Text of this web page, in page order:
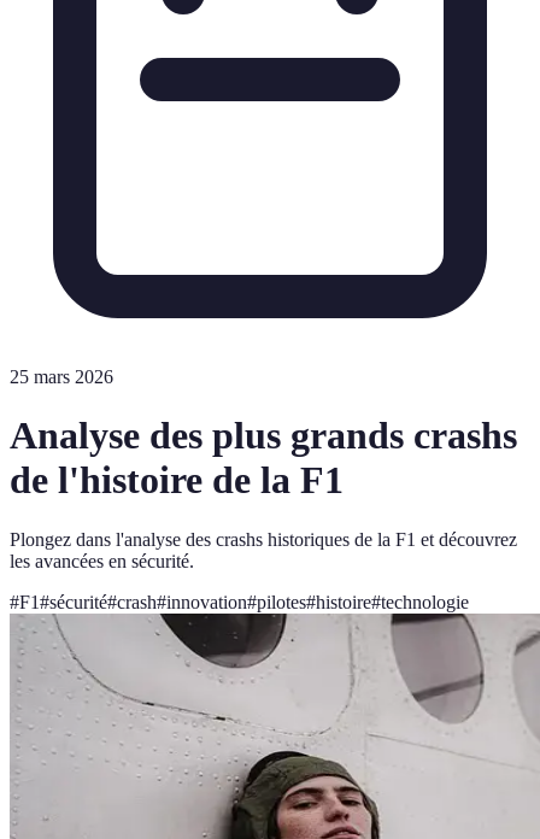
25 mars 2026
Analyse des plus grands crashs
de l'histoire de la F1
Plongez dans l'analyse des crashs historiques de la F1 et découvrez
les avancées en sécurité.
#F1#sécurité#crash#innovation#pilotes#histoire#technologie